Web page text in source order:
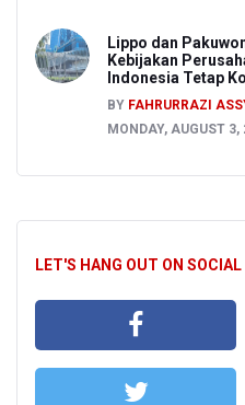
Lippo dan
Kebijakan
Indonesia Tetap
BY FAHRURRAZI
MONDAY, AUGUST
LET'S HANG OUT ON SOCIAL